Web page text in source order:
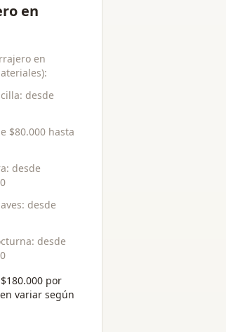
en
en
: desde
$80.000hasta
: desde
: desde
: desde
por
variar según